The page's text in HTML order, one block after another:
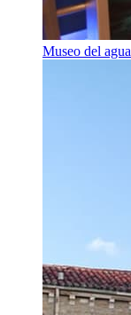
Museo del agua